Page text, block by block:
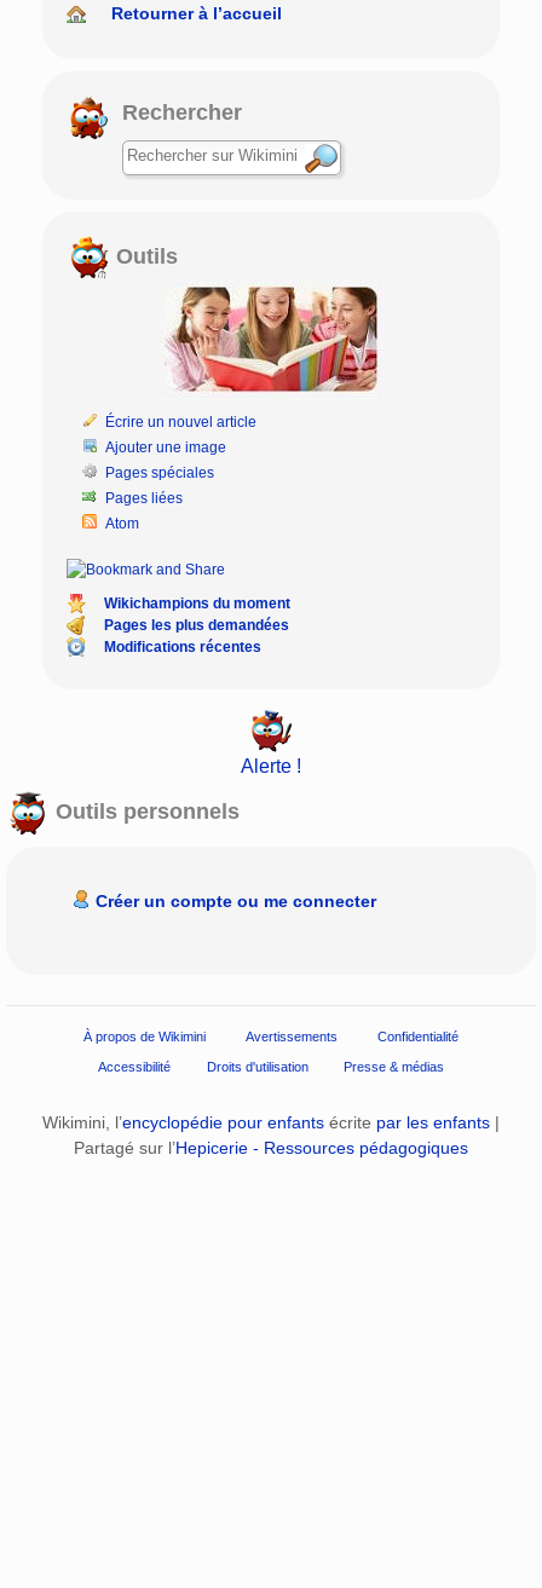
Retourner à l’accueil
Rechercher
Outils
Écrire un nouvel article
Ajouter une image
Pages spéciales
Pages liées
Atom
Wikichampions du moment
Pages les plus demandées
Modifications récentes
Alerte !
Outils personnels
Créer un compte ou me connecter
À propos de Wikimini Avertissements Confidentialité
Accessibilité Droits d'utilisation Presse & médias
Wikimini, l’encyclopédie pour enfants écrite par les enfants |
Partagé sur l’Hepicerie - Ressources pédagogiques